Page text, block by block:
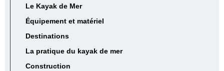
Le Kayak de Mer
Équipement et matériel
Destinations
La pratique du kayak de mer
Construction